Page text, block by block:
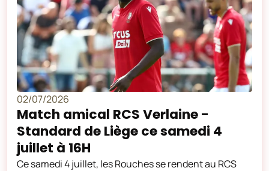
02/07/2026
Match amical RCS Verlaine -
Standard de Liège ce samedi 4
juillet à 16H
Ce samedi 4 juillet, les Rouches se rendent au RCS